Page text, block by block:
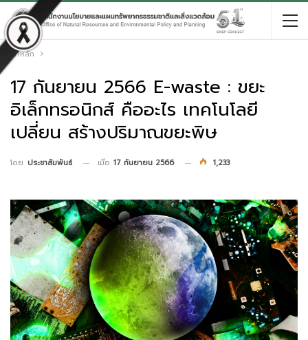
หน้าหลัก
17 กันยายน 2566 E-waste : ขยะ
อิเล็กทรอนิกส์ คืออะไร เทคโนโลยี
เปลี่ยน สร้างปริมาณขยะพิษ
โดย ประชาสัมพันธ์ เมื่อ 17 กันยายน 2566 1,233